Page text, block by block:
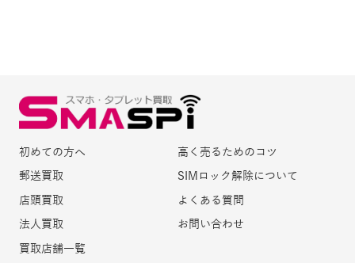
初めての方へ
郵送買取
店頭買取
法人買取
買取店舗一覧
高く売るためのコツ
SIMロック解除について
よくある質問
お問い合わせ